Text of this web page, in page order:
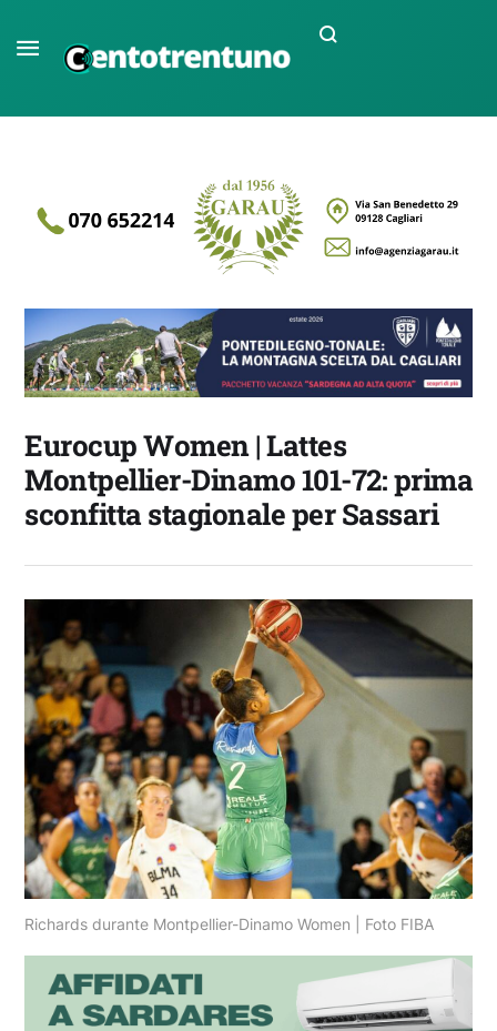
Eurocup Women | Lattes
Montpellier-Dinamo 101-72: prima
sconfitta stagionale per Sassari
Richards durante Montpellier-Dinamo Women | Foto FIBA